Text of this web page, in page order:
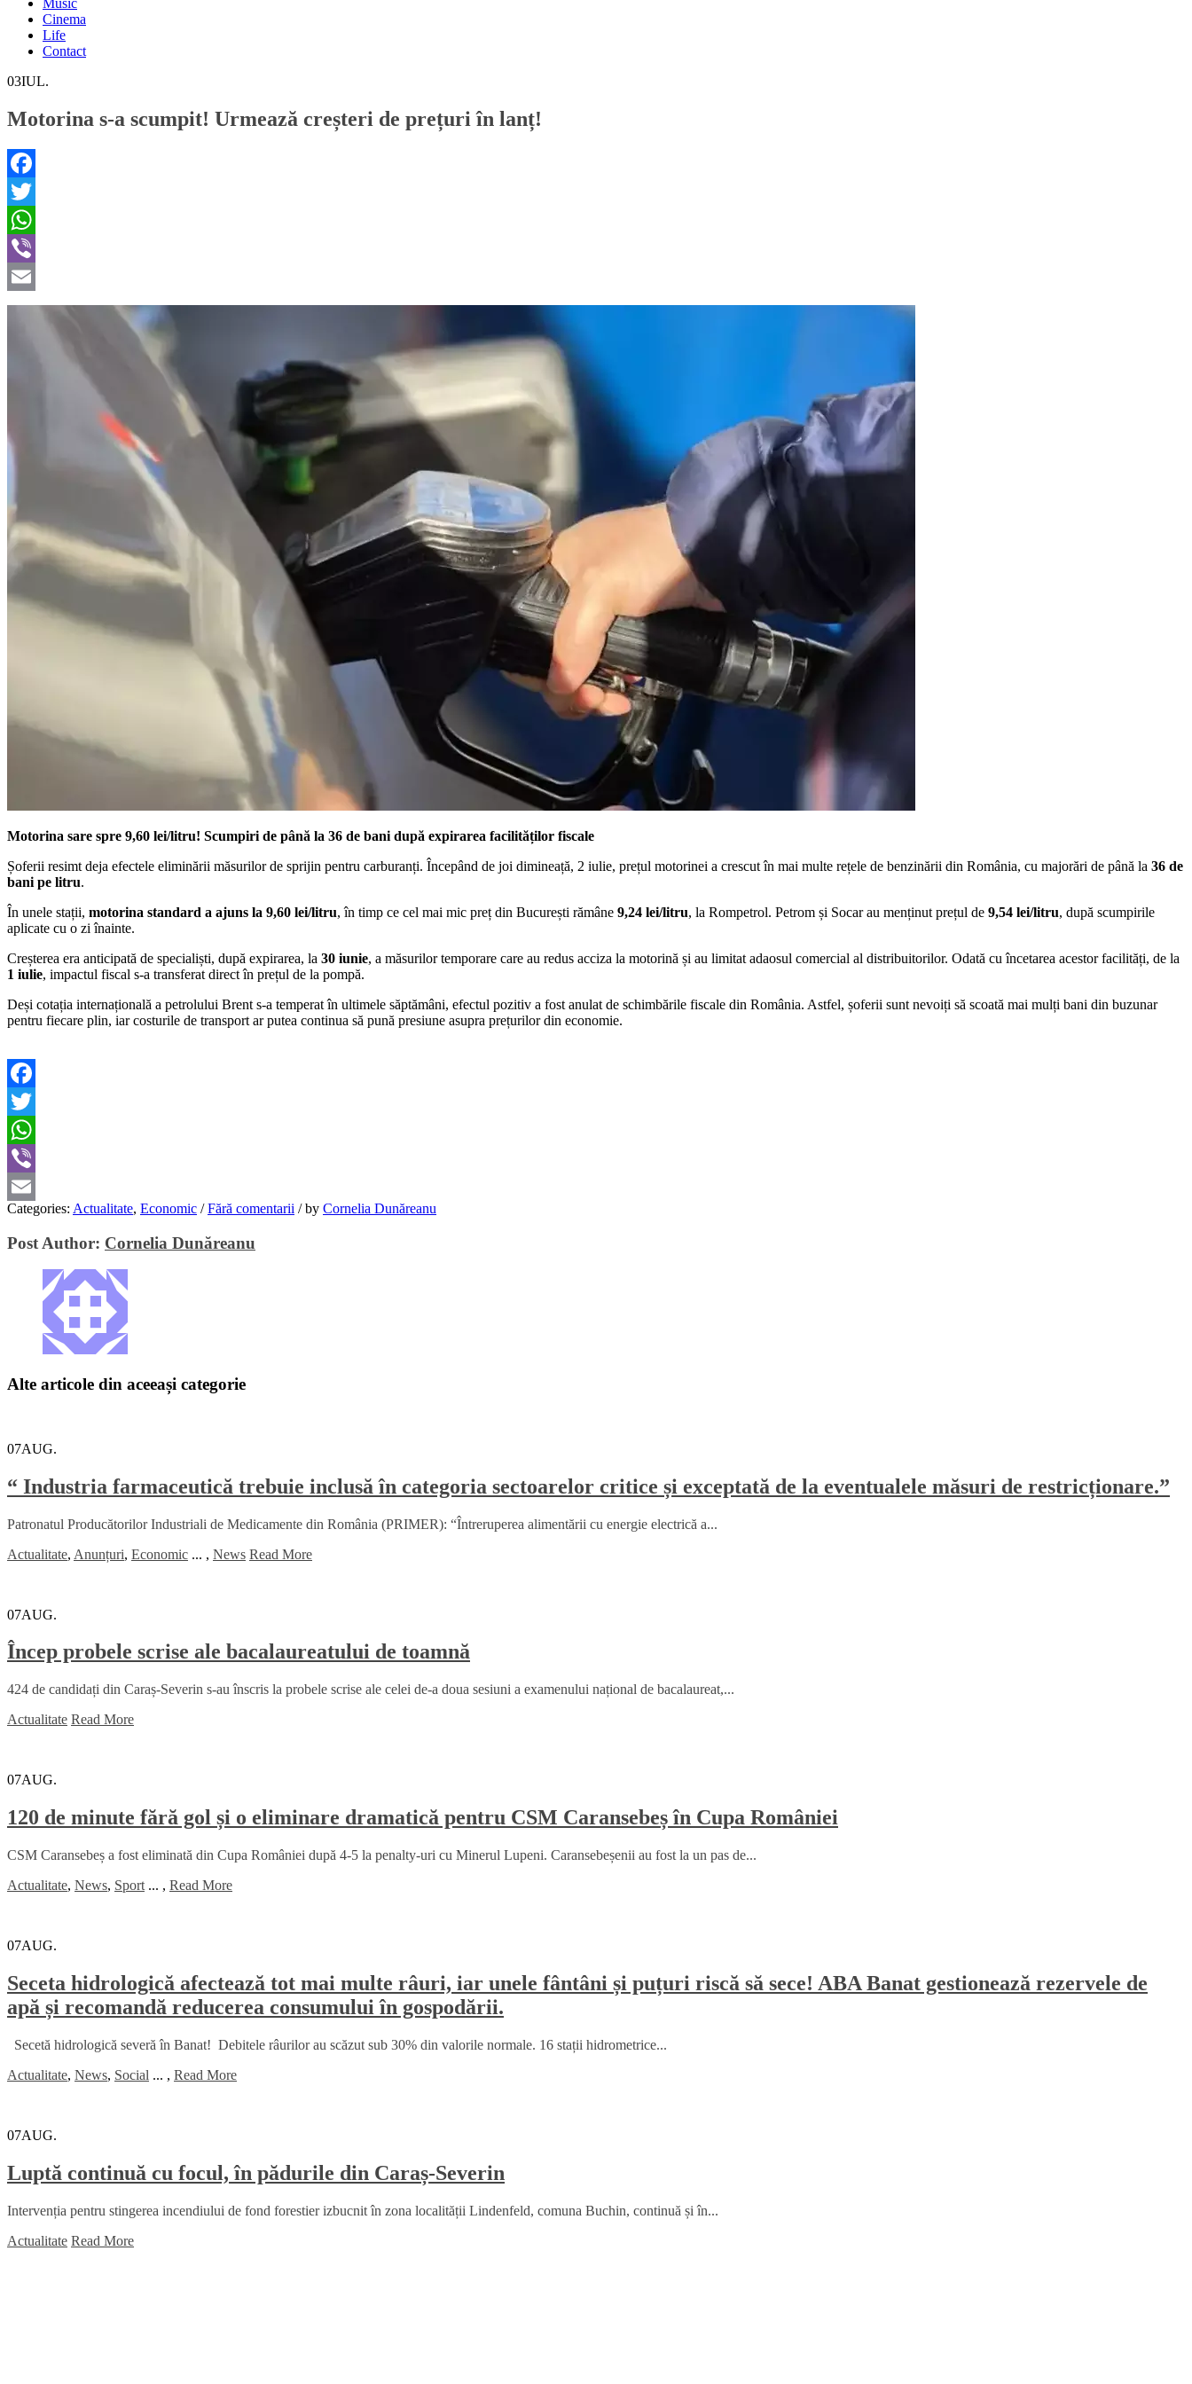
Music
Cinema
Life
Contact
03IUL.
Motorina s-a scumpit! Urmează creșteri de prețuri în lanț!
Facebook
Twitter
WhatsApp
Viber
Email
Motorina sare spre 9,60 lei/litru! Scumpiri de până la 36 de bani după expirarea facilităților fiscale
Șoferii resimt deja efectele eliminării măsurilor de sprijin pentru carburanți. Începând de joi dimineață, 2 iulie, prețul motorinei a crescut în mai multe rețele de benzinării din România, cu majorări de până la 36 de
bani pe litru.
În unele stații, motorina standard a ajuns la 9,60 lei/litru, în timp ce cel mai mic preț din București rămâne 9,24 lei/litru, la Rompetrol. Petrom și Socar au menținut prețul de 9,54 lei/litru, după scumpirile
aplicate cu o zi înainte.
Creșterea era anticipată de specialiști, după expirarea, la 30 iunie, a măsurilor temporare care au redus acciza la motorină și au limitat adaosul comercial al distribuitorilor. Odată cu încetarea acestor facilități, de la
1 iulie, impactul fiscal s-a transferat direct în prețul de la pompă.
Deși cotația internațională a petrolului Brent s-a temperat în ultimele săptămâni, efectul pozitiv a fost anulat de schimbările fiscale din România. Astfel, șoferii sunt nevoiți să scoată mai mulți bani din buzunar
pentru fiecare plin, iar costurile de transport ar putea continua să pună presiune asupra prețurilor din economie.
Facebook
Twitter
WhatsApp
Viber
Email
Categories: Actualitate, Economic / Fără comentarii /by Cornelia Dunăreanu
Post Author: Cornelia Dunăreanu
Alte articole din aceeași categorie
07AUG.
“ Industria farmaceutică trebuie inclusă în categoria sectoarelor critice și exceptată de la eventualele măsuri de restricționare.”
Patronatul Producătorilor Industriali de Medicamente din România (PRIMER): “Întreruperea alimentării cu energie electrică a...
Actualitate, Anunțuri, Economic ... , News Read More
07AUG.
Încep probele scrise ale bacalaureatului de toamnă
424 de candidați din Caraș-Severin s-au înscris la probele scrise ale celei de-a doua sesiuni a examenului național de bacalaureat,...
Actualitate Read More
07AUG.
120 de minute fără gol și o eliminare dramatică pentru CSM Caransebeș în Cupa României
CSM Caransebeș a fost eliminată din Cupa României după 4-5 la penalty-uri cu Minerul Lupeni. Caransebeșenii au fost la un pas de...
Actualitate, News, Sport ... , Read More
07AUG.
Seceta hidrologică afectează tot mai multe râuri, iar unele fântâni și puțuri riscă să sece! ABA Banat gestionează rezervele de
apă și recomandă reducerea consumului în gospodării.
Secetă hidrologică severă în Banat! Debitele râurilor au scăzut sub 30% din valorile normale. 16 stații hidrometrice...
Actualitate, News, Social ... , Read More
07AUG.
Luptă continuă cu focul, în pădurile din Caraș-Severin
Intervenția pentru stingerea incendiului de fond forestier izbucnit în zona localității Lindenfeld, comuna Buchin, continuă și în...
Actualitate Read More